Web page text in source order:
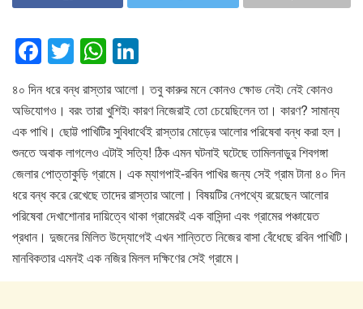
F
a
c
e
b
o
o
k
T
wi
tt
er
W
h
at
s
A
p
p
n
k
e
dI
n
৪০ দিন ধরে বন্ধ রাস্তার আলো। তবু কারুর মনে কোনও ক্ষোভ নেই৷ নেই কোনও
অভিযোগও। বরং তারা খুশিই৷ কারণ নিজেরাই তো চেয়েছিলেন তা। কারণ? সামান্য
এক পাখি। ছোট্ট পাখিটির সুবিধার্থেই রাস্তার মোড়ের আলোর পরিষেবা বন্ধ করা হল।
শুনতে অবাক লাগলেও এটাই সত্যি! ঠিক এমন ঘটনাই ঘটেছে তামিলনাড়ুর শিবগঙ্গা
জেলার পোত্তাকুড়ি গ্রামে। এক ম্যাগপাই-রবিন পাখির জন্য সেই গ্রাম টানা ৪০ দিন
ধরে বন্ধ করে রেখেছে তাদের রাস্তার আলো। বিষয়টির নেপথ্যে রয়েছেন আলোর
পরিষেবা দেখাশোনার দায়িত্বে থাকা গ্রামেরই এক বাসিন্দা এবং গ্রামের পঞ্চায়েত
প্রধান। দুজনের মিলিত উদ্যোগেই এখন শান্তিতে নিজের বাসা বেঁধেছে রবিন পাখিটি।
মানবিকতার এমনই এক নজির মিলল দক্ষিণের সেই গ্রামে।